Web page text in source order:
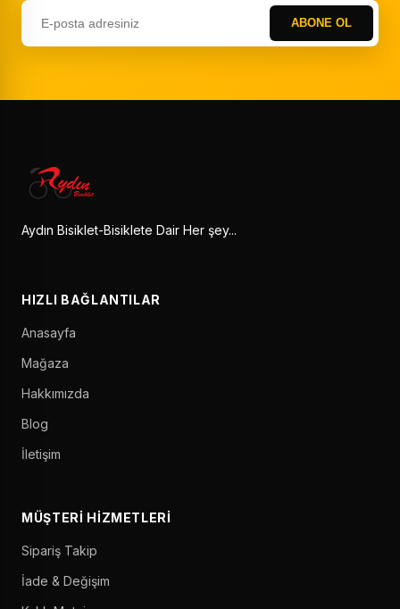
ABONE OL
Aydın Bisiklet-Bisiklete Dair Her şey...
HIZLI BAĞLANTILAR
Anasayfa
Mağaza
Hakkımızda
Blog
İletişim
MÜŞTERI HIZMETLERI
Sipariş Takip
İade & Değişim